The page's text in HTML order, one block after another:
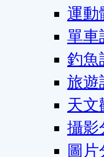
運動
單車
釣魚
旅遊
天文
攝影
圖片